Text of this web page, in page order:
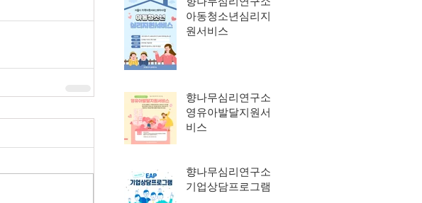
아동청소년심리지
원서비스
향나무심리연구소_
영유아발달지원서
비스
향나무심리연구소_
기업상담프로그램